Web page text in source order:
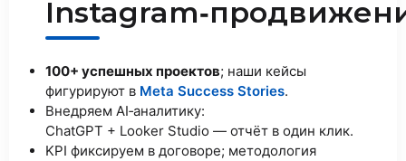
100+ успешных проектов; наши кейсы
фигурируют в Meta Success Stories.
Внедряем AI‑аналитику:
ChatGPT + Looker Studio — отчёт в один клик.
KPI фиксируем в договоре; методология